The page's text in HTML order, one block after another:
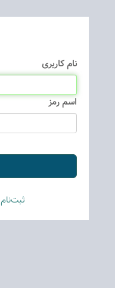
نام كاربری
اسم رمز
ثبت‌نام